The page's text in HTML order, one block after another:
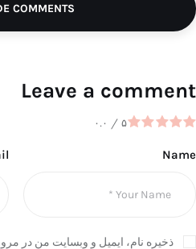
COMMENTS
Leave a comment
۰.۰ / ۵
Name
ذخیره نام، ایمیل و وبسایت من در